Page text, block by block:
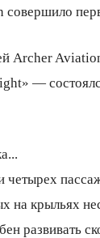
Archer
—
четырех
на крыльях
развивать